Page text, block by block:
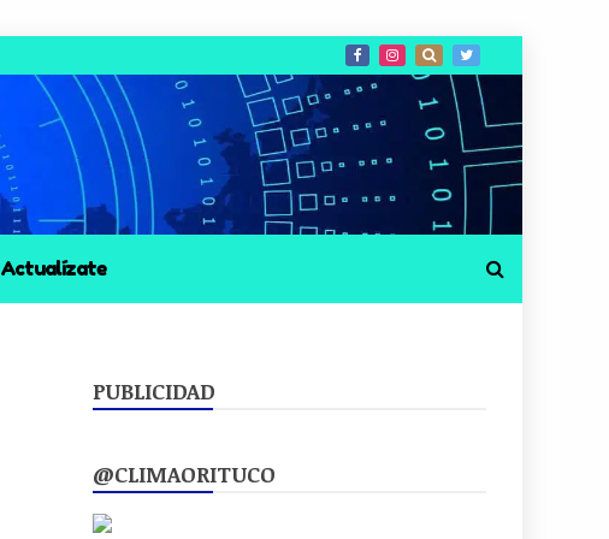
Actualízate
PUBLICIDAD
@CLIMAORITUCO